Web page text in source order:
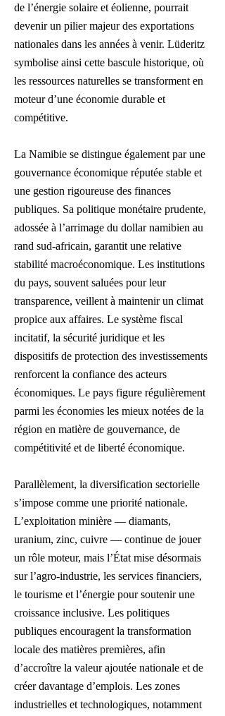
de l’énergie solaire et éolienne, pourrait
devenir un pilier majeur des exportations
nationales dans les années à venir. Lüderitz
symbolise ainsi cette bascule historique, où
les ressources naturelles se transforment en
moteur d’une économie durable et
compétitive.
La Namibie se distingue également par une
gouvernance économique réputée stable et
une gestion rigoureuse des finances
publiques. Sa politique monétaire prudente,
adossée à l’arrimage du dollar namibien au
rand sud-africain, garantit une relative
stabilité macroéconomique. Les institutions
du pays, souvent saluées pour leur
transparence, veillent à maintenir un climat
propice aux affaires. Le système fiscal
incitatif, la sécurité juridique et les
dispositifs de protection des investissements
renforcent la confiance des acteurs
économiques. Le pays figure régulièrement
parmi les économies les mieux notées de la
région en matière de gouvernance, de
compétitivité et de liberté économique.
Parallèlement, la diversification sectorielle
s’impose comme une priorité nationale.
L’exploitation minière — diamants,
uranium, zinc, cuivre — continue de jouer
un rôle moteur, mais l’État mise désormais
sur l’agro-industrie, les services financiers,
le tourisme et l’énergie pour soutenir une
croissance inclusive. Les politiques
publiques encouragent la transformation
locale des matières premières, afin
d’accroître la valeur ajoutée nationale et de
créer davantage d’emplois. Les zones
industrielles et technologiques, notamment